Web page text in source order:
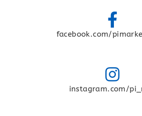
facebook.com/
instagram.com/